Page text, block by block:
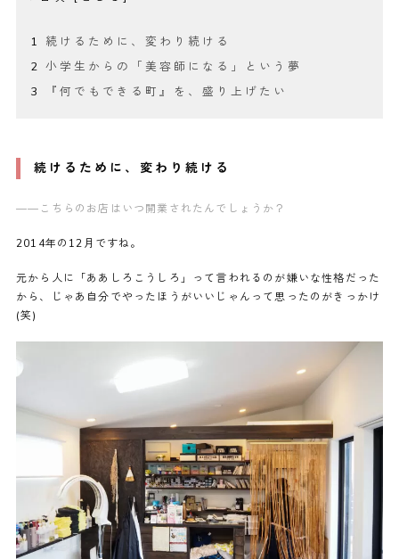
続けるために、変わり続ける
小学生からの「美容師になる」という夢
『何でもできる町』を、盛り上げたい
続けるために、変わり続ける
——こちらのお店はいつ開業されたんでしょうか？
2014年の12月ですね。
元から人に「ああしろこうしろ」って言われるのが嫌いな性格だった
から、じゃあ自分でやったほうがいいじゃんって思ったのがきっかけ
(笑)